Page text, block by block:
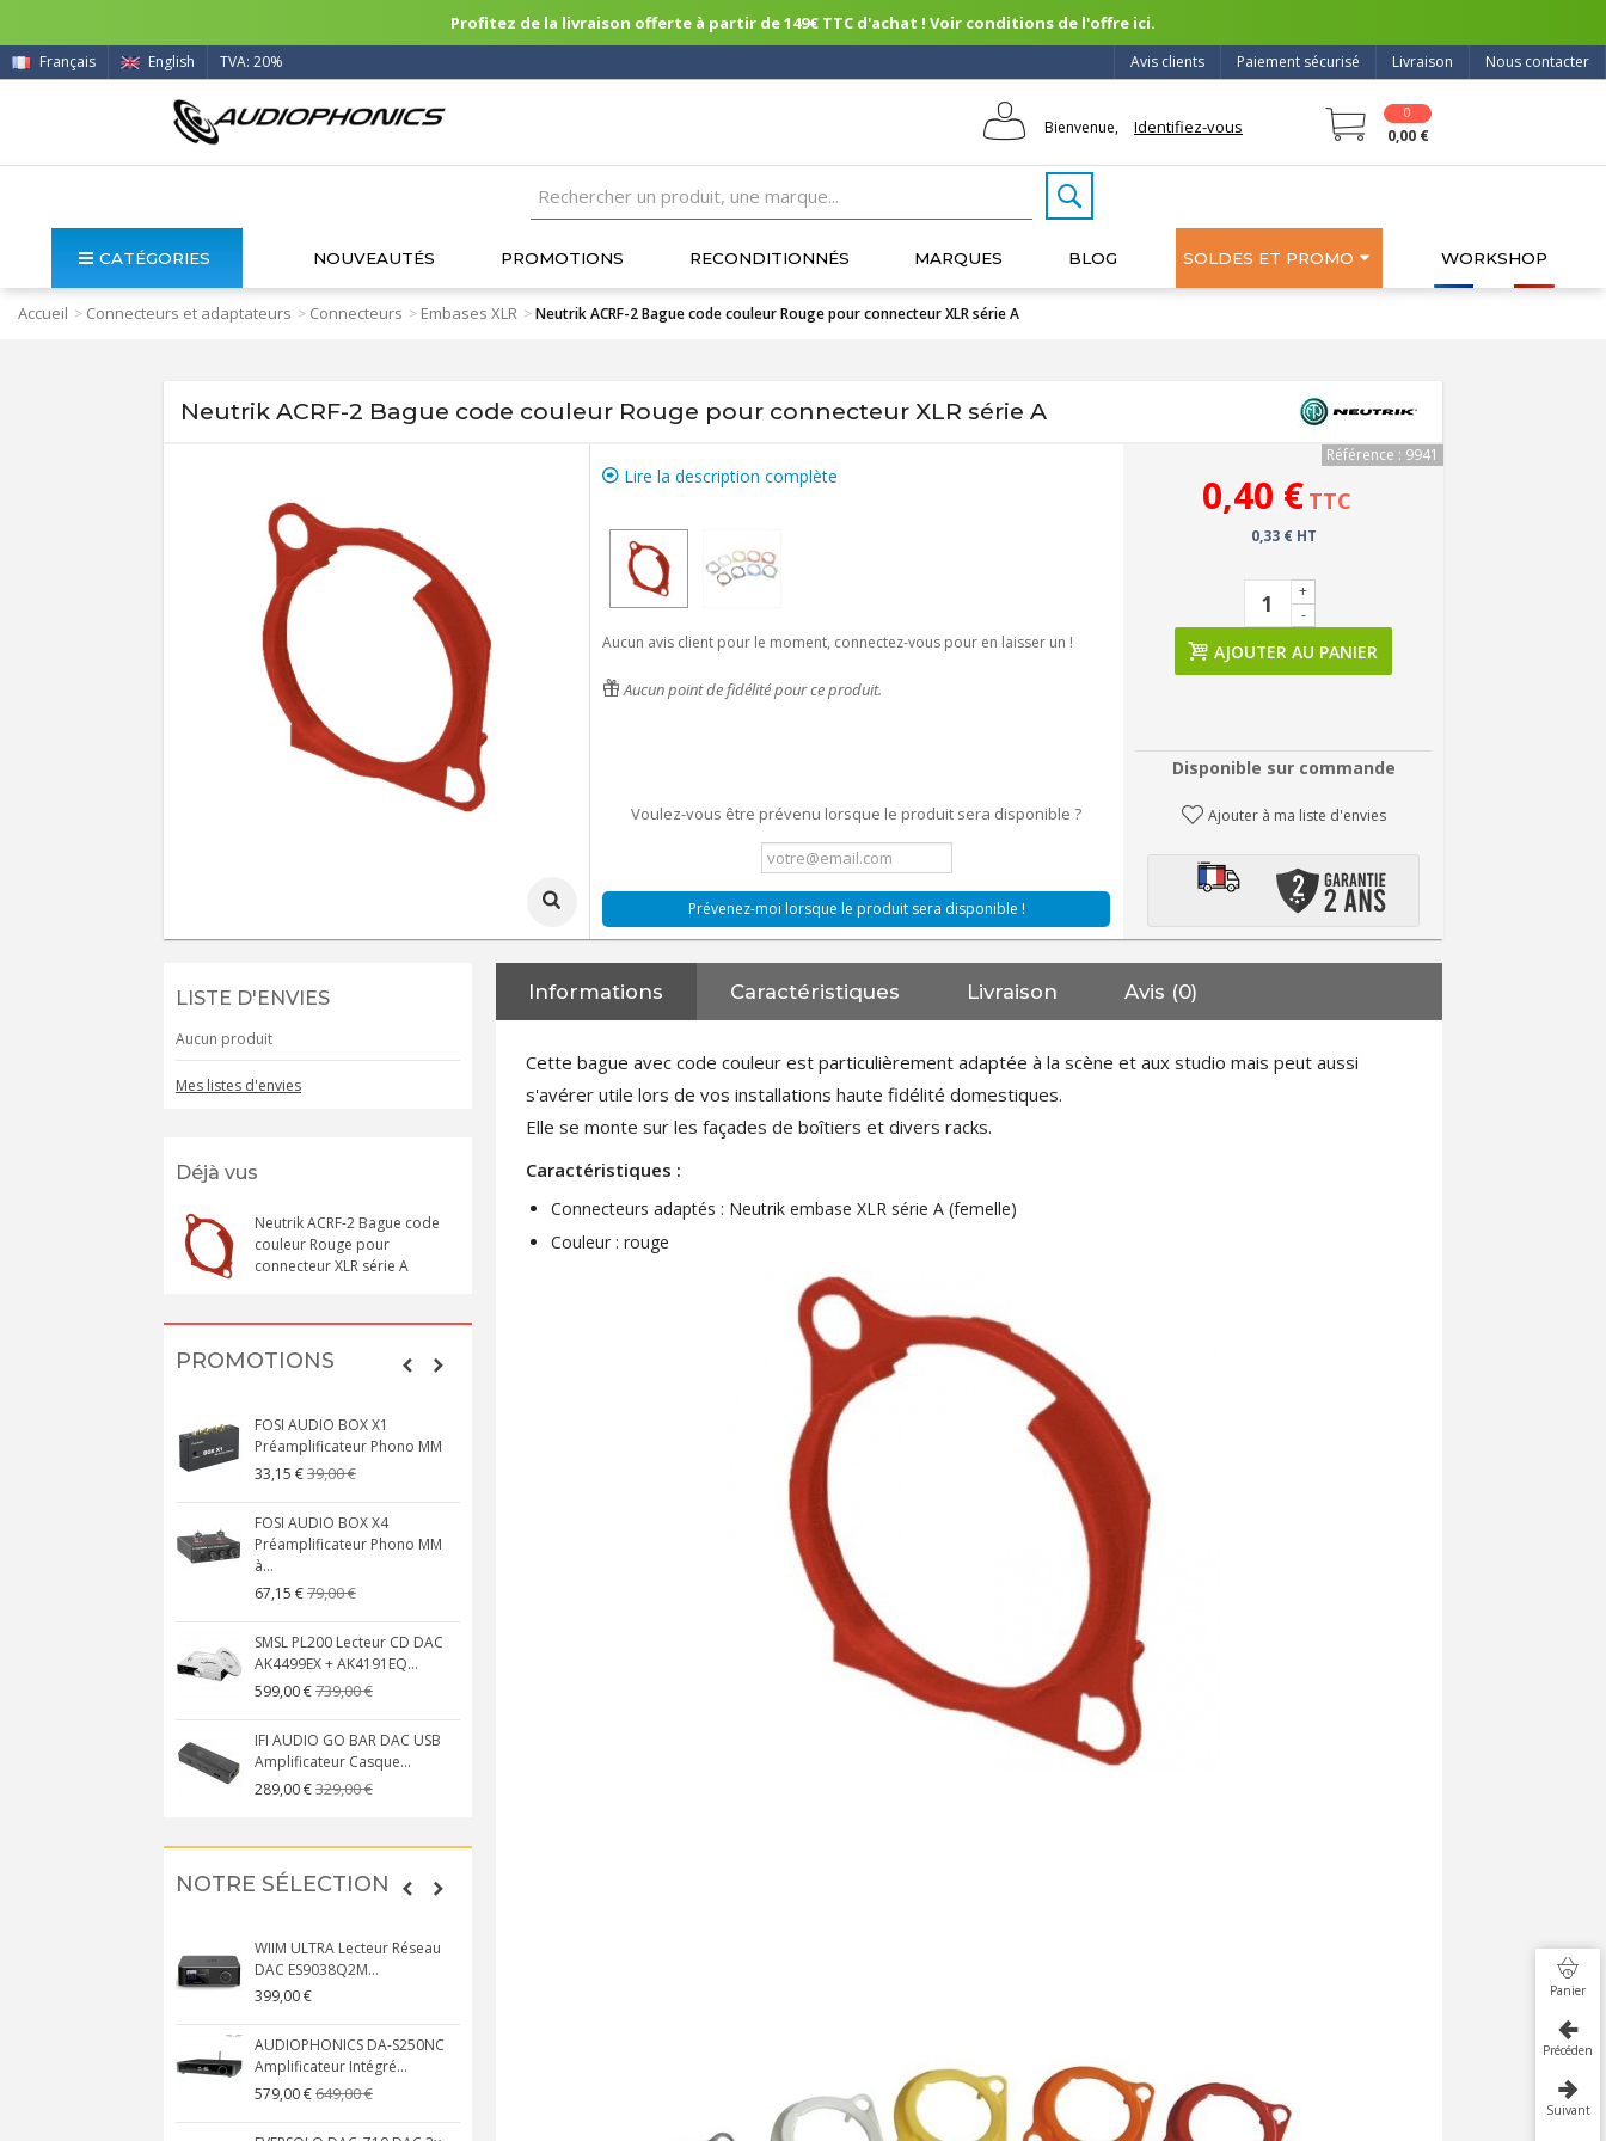
Profitez de la livraison offerte à partir de 149€ TTC d'achat ! Voir conditions de l'offre ici.
Nous contacter
Livraison
Paiement sécurisé
Avis clients
Français English TVA: 20%
Bienvenue, Identifiez-vous
0
0,00 €
CATÉGORIES NOUVEAUTÉS PROMOTIONS RECONDITIONNÉS MARQUES BLOG SOLDES ET PROMO WORKSHOP
Accueil > Connecteurs et adaptateurs > Connecteurs > Embases XLR >Neutrik ACRF-2 Bague code couleur Rouge pour connecteur XLR série A
Neutrik ACRF-2 Bague code couleur Rouge pour connecteur XLR série A
Lire la description complète
Aucun avis client pour le moment, connectez-vous pour en laisser un !
Aucun point de fidélité pour ce produit.
Voulez-vous être prévenu lorsque le produit sera disponible ?
Prévenez-moi lorsque le produit sera disponible !
Référence : 9941
0,40 € TTC
0,33 € HT
-
+
AJOUTER AU PANIER
Disponible sur commande
Ajouter à ma liste d'envies
LISTE D'ENVIES
Aucun produit
Mes listes d'envies
Déjà vus
Neutrik ACRF-2 Bague code
couleur Rouge pour
connecteur XLR série A
PROMOTIONS
FOSI AUDIO BOX X1
Préamplificateur Phono MM
33,15 €39,00 €
FOSI AUDIO BOX X4
Préamplificateur Phono MM
à...
67,15 €79,00 €
SMSL PL200 Lecteur CD DAC
AK4499EX + AK4191EQ...
599,00 €739,00 €
IFI AUDIO GO BAR DAC USB
Amplificateur Casque...
289,00 €329,00 €
NOTRE SÉLECTION
WIIM ULTRA Lecteur Réseau
DAC ES9038Q2M...
399,00 €
AUDIOPHONICS DA-S250NC
Amplificateur Intégré...
579,00 €649,00 €
Informations Caractéristiques Livraison Avis (0)
Cette bague avec code couleur est particulièrement adaptée à la scène et aux studio mais peut aussi
s'avérer utile lors de vos installations haute fidélité domestiques.
Elle se monte sur les façades de boîtiers et divers racks.
Caractéristiques :
Connecteurs adaptés : Neutrik embase XLR série A (femelle)
Couleur : rouge
Panier
Précédent
Suivant